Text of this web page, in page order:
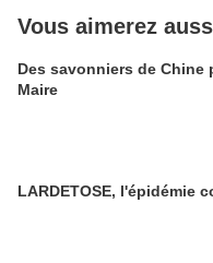
Vous aimerez
Des savonniers de Chine
Maire
LARDETOSE, l'épidémie